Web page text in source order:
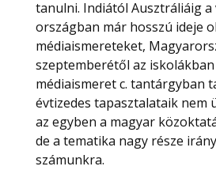
tanulni. Indiától Ausztráliáig a
országban már hosszú ideje
médiaismereteket,
szeptemberétől az
médiaismeret c. tantárgyban
évtizedes tapasztalataik nem
az egyben a magyar
de a tematika nagy része
számunkra.